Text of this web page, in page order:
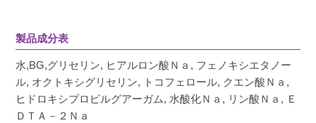
製品成分表
水,BG,グリセリン, ヒアルロン酸Ｎａ, フェノキシエタノー
ル, オクトキシグリセリン, トコフェロール, クエン酸Ｎａ,
ヒドロキシプロピルグアーガム, 水酸化Ｎａ, リン酸Ｎａ, Ｅ
ＤＴＡ－２Ｎａ